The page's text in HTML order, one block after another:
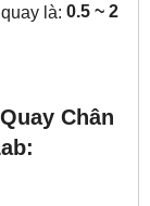
là: 0.5 ~ 2
Chân